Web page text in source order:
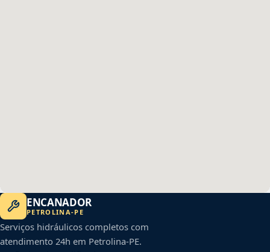
ENCANADOR
PETROLINA-PE
Serviços hidráulicos completos com
atendimento 24h em Petrolina-PE.